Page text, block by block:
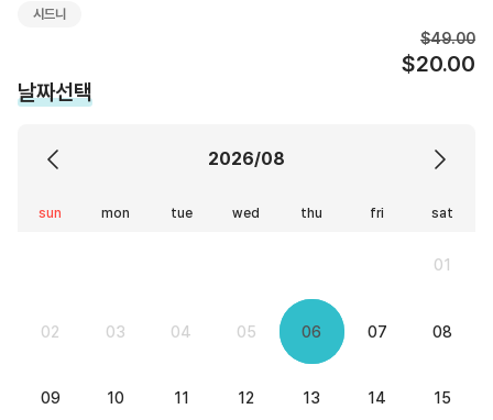
시드니
$49.00
$20.00
날짜선택
2026/08
sun mon tue wed thu fri sat
01
02 03 04 05 06 07 08
09 10 11 12 13 14 15